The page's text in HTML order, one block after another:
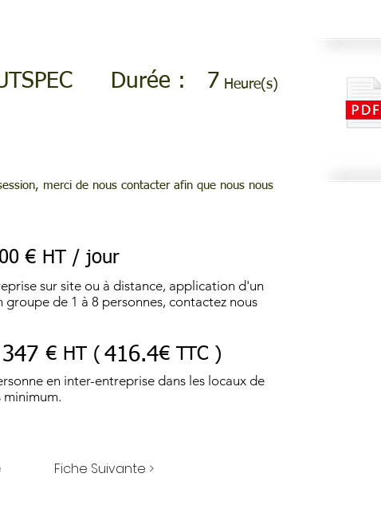
7
Durée : Heure(s)
merci de nous contacter afin que nous nous
€ HT / jour
sur site ou à distance, application d'un
de 1 à 8 personnes, contactez nous
347 € HT ( 416.4€ TTC )
en inter-entreprise dans les locaux de
minimum.
Fiche Suivante >